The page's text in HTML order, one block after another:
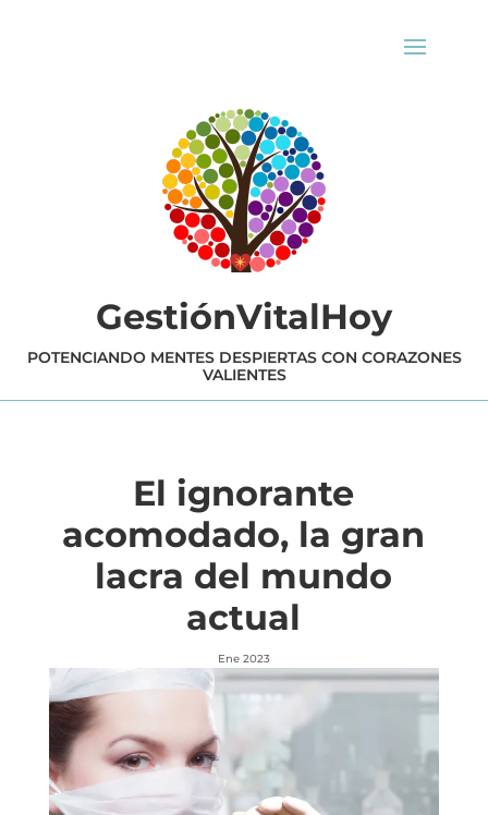
GestiónVitalHoy
POTENCIANDO MENTES DESPIERTAS CON CORAZONES
VALIENTES
El ignorante
acomodado, la gran
lacra del mundo
actual
Ene 2023